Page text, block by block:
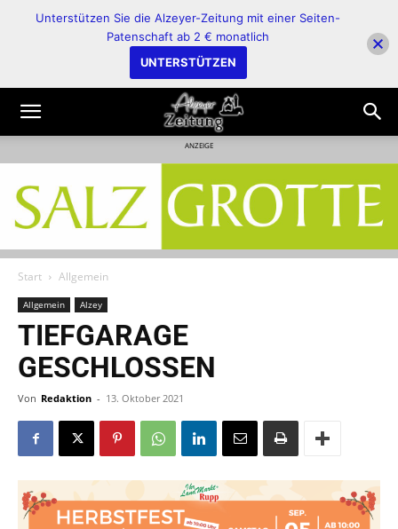
ANZEIGE
Start Allgemein
Allgemein Alzey
TIEFGARAGE
GESCHLOSSEN
Von Redaktion - 13. Oktober 2021
Unterstützen Sie die Alzeyer-Zeitung mit einer Seiten-
Patenschaft ab 2 € monatlich
UNTERSTÜTZEN